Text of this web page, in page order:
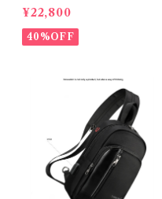
ジネスリュックサック 15.
6インチ ワイド A4サイズ
書類収納 送料無料 プレゼ
¥22,800
40%OFF